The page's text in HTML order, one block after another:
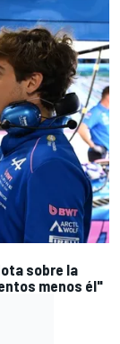
sobre la
menos él"